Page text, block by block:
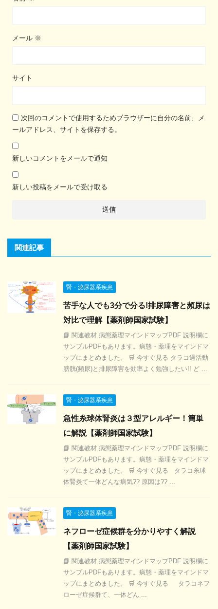
メール ※
サイト
次回のコメントで使用するためブラウザーに自分の名前、メ
ールアドレス、サイトを保存する。
新しいコメントをメールで通知
新しい投稿をメールで受け取る
関連記事
腎・泌尿器系疾患
苦手な人でも3分で分る!排尿障害と頻尿は
対比で理解【薬剤師国家試験】
📘 関連教材 病態薬理マインドマップPDF 説明欄に
サンプルPDFもあります。病態・薬理をマインドマ
ップにまとめました。 🛒 今すぐ見る タラコ過活動
膀胱(頻尿)と排尿障害を効率よく勉強したい!! ど ...
腎・泌尿器系疾患
急性糸球体腎炎は３型アレルギー！簡単
に解説【薬剤師国家試験】
📘 関連教材 病態薬理マインドマップPDF 説明欄に
サンプルPDFもあります。病態・薬理をマインドマ
ップにまとめました。 🛒 今すぐ見る タラコ糸球
体腎炎て一体どんな病気?? 原因は?? ...
腎・泌尿器系疾患
ネフローゼ症候群を分かりやすく解説
【薬剤師国家試験】
📘 関連教材 病態薬理マインドマップPDF 説明欄に
サンプルPDFもあります。病態・薬理をマインドマ
ップにまとめました。 🛒 今すぐ見る タラコネフ
ローゼ症候群て、一体どん ...